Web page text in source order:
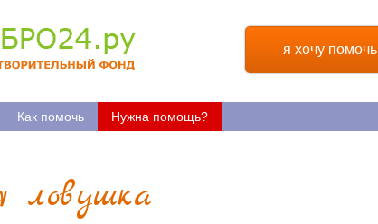
я хочу помочь
Как помочь Нужна помощь?
ловушка